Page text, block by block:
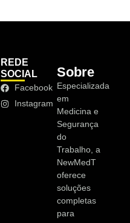
REDE
SOCIAL
Facebook
Instagram
Sobre
Especializada
em
Medicina e
Segurança
do
Trabalho, a
NewMedT
oferece
soluções
completas
para